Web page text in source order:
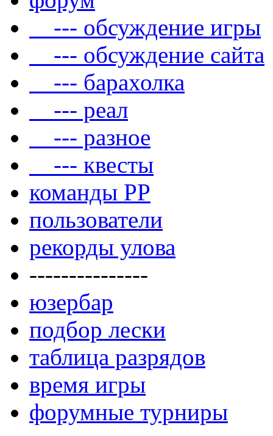
--- обсуждение игры
--- обсуждение сайта
--- барахолка
--- реал
--- разное
--- квесты
команды РР
пользователи
рекорды улова
---------------
юзербар
подбор лески
таблица разрядов
время игры
форумные турниры